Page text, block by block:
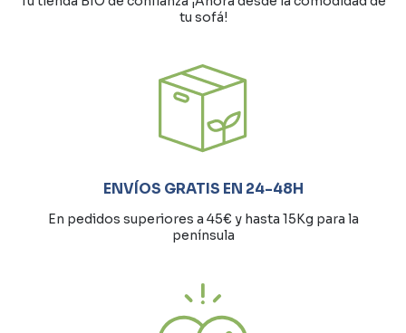
tu sofá!
ENVÍOS GRATIS EN 24-48H
En pedidos superiores a 45€ y hasta 15Kg para la
península